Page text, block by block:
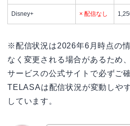
Disney+ × 配信なし
※配信状況は2026年6月時点の
なく変更される場合があるため
サービスの公式サイトで必ずご
TELASAは配信状況が変動しや
しています。